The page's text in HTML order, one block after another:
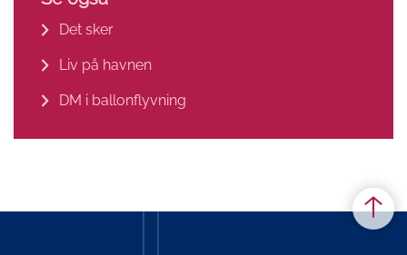
Det sker
Liv på havnen
DM i ballonflyvning